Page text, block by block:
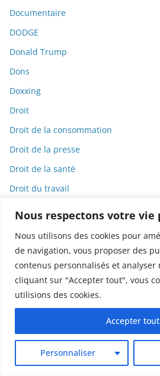
Nous respectons votre vie
Nous utilisons des cookies pour
de navigation, vous proposer des
contenus personnalisés et analyser
cliquant sur "Accepter tout", vous
utilisions des cookies.
Personnaliser
Accepter tout
Documentaire
DODGE
Donald Trump
Dons
Doxxing
Droit
Droit de la consommation
Droit de la presse
Droit de la santé
Droit du travail
Droits des animaux
Droits humains
Dystopie
e-cigarettes
Éco-toxicologie
Écoanxiété